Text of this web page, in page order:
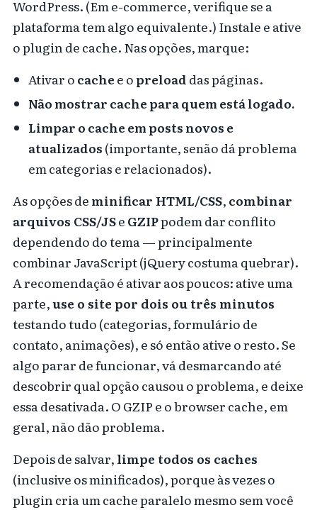
WordPress. (Em e-commerce, verifique se a
plataforma tem algo equivalente.) Instale e ative
o plugin de cache. Nas opções, marque:
Ativar o cache e o preload das páginas.
Não mostrar cache para quem está logado.
Limpar o cache em posts novos e
atualizados (importante, senão dá problema
em categorias e relacionados).
As opções deminificar HTML/CSS,combinar
arquivos CSS/JSeGZIPpodem dar conflito
dependendo do tema — principalmente
combinar JavaScript (jQuery costuma quebrar).
A recomendação é ativar aos poucos: ative uma
parte,use o site por dois ou três minutos
testando tudo (categorias, formulário de
contato, animações), e só então ative o resto. Se
algo parar de funcionar, vá desmarcando até
descobrir qual opção causou o problema, e deixe
essa desativada. O GZIP e o browser cache, em
geral, não dão problema.
Depois de salvar,limpe todos os caches
(inclusive os minificados), porque às vezes o
plugin cria um cache paralelo mesmo sem você